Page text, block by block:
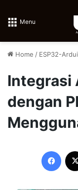
Menu
Home / ESP32-
Integrasi
dengan